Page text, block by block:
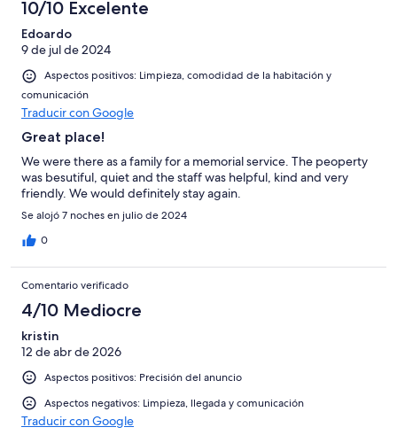
10/10 Excelente
Edoardo
9 de jul de 2024
Aspectos positivos: Limpieza, comodidad de la habitación y
comunicación
Traducir con Google
Great place!
We were there as a family for a memorial service. The peoperty
was besutiful, quiet and the staff was helpful, kind and very
friendly. We would definitely stay again.
Se alojó 7 noches en julio de 2024
0
Comentario verificado
4/10 Mediocre
kristin
12 de abr de 2026
Aspectos positivos: Precisión del anuncio
Aspectos negativos: Limpieza, llegada y comunicación
Traducir con Google